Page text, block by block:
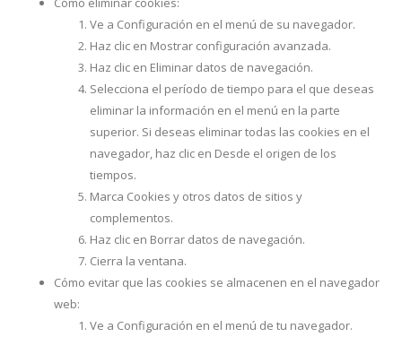
Ve a Configuración en el menú de su navegador.
Haz clic en Mostrar configuración avanzada.
Haz clic en Eliminar datos de navegación.
Selecciona el período de tiempo para el que deseas
eliminar la información en el menú en la parte
superior. Si deseas eliminar todas las cookies en el
navegador, haz clic en Desde el origen de los
tiempos.
Marca Cookies y otros datos de sitios y
complementos.
Haz clic en Borrar datos de navegación.
Cierra la ventana.
Cómo evitar que las cookies se almacenen en el navegador
web:
Ve a Configuración en el menú de tu navegador.